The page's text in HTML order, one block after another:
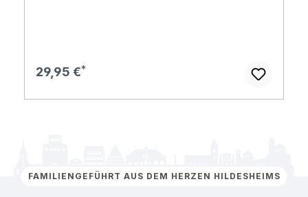
Regulärer Preis:
29,95 €
FAMILIENGEFÜHRT AUS DEM HERZEN HILDESHEIMS